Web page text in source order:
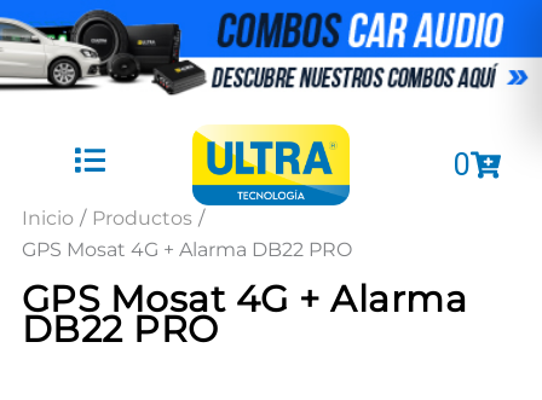
Ir
al
contenido
0
Cart
Inicio / Productos /
GPS Mosat 4G + Alarma DB22 PRO
GPS Mosat 4G + Alarma
DB22 PRO